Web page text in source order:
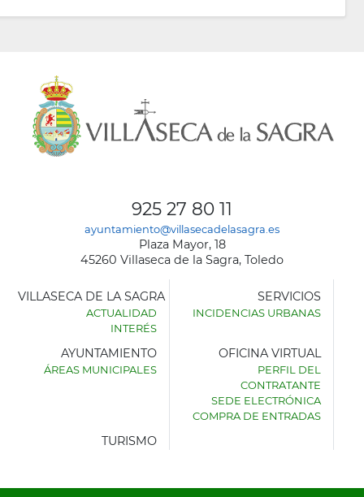
925 27 80 11
ayuntamiento@villasecadelasagra.es
Plaza Mayor, 18
45260 Villaseca de la Sagra, Toledo
AYUNTAMIENTO
VILLASECA DE LA SAGRA
ACTUALIDAD
INTERÉS
SERVICIOS
INCIDENCIAS URBANAS
AYUNTAMIENTO
ÁREAS MUNICIPALES
OFICINA VIRTUAL
PERFIL DEL
CONTRATANTE
SEDE ELECTRÓNICA
COMPRA DE ENTRADAS
TURISMO